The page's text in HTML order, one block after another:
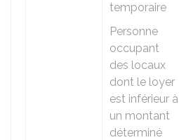
temporaire
Personne
occupant
des locaux
dont le loyer
est inférieur à
un montant
déterminé